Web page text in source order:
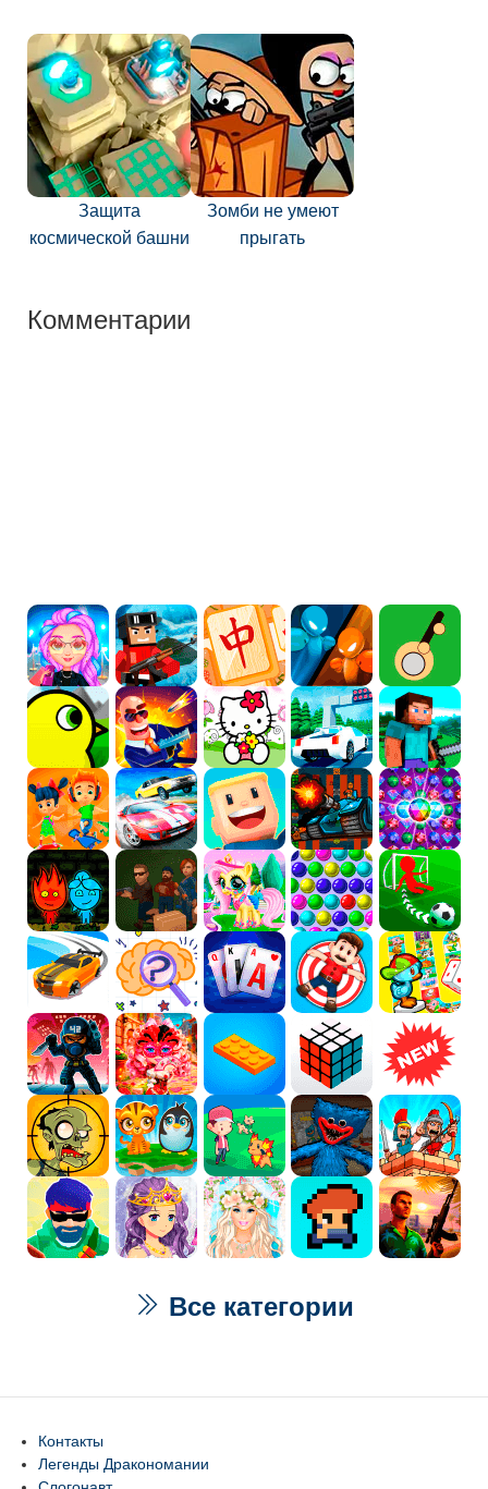
Защита
космической башни
Зомби не умеют
прыгать
Комментарии
Все категории
Контакты
Легенды Дракономании